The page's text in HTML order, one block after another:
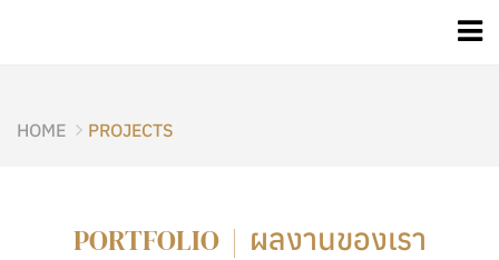
HOME PROJECTS
PORTFOLIO | ผลงานของเรา